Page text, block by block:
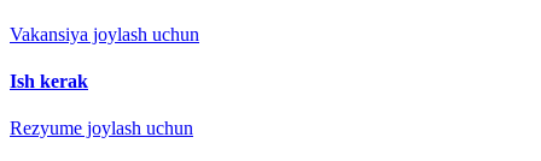
Vakansiya joylash uchun
Ish kerak
Rezyume joylash uchun